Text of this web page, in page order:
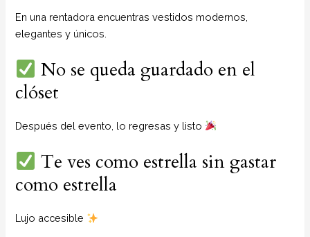
En una rentadora encuentras vestidos modernos,
elegantes y únicos.
No se queda guardado en el
clóset
Después del evento, lo regresas y listo
Te ves como estrella sin gastar
como estrella
Lujo accesible